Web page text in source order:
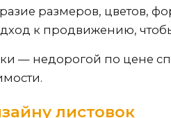
размеров, цветов,
к продвижению,
— недорогой по цене
листовок